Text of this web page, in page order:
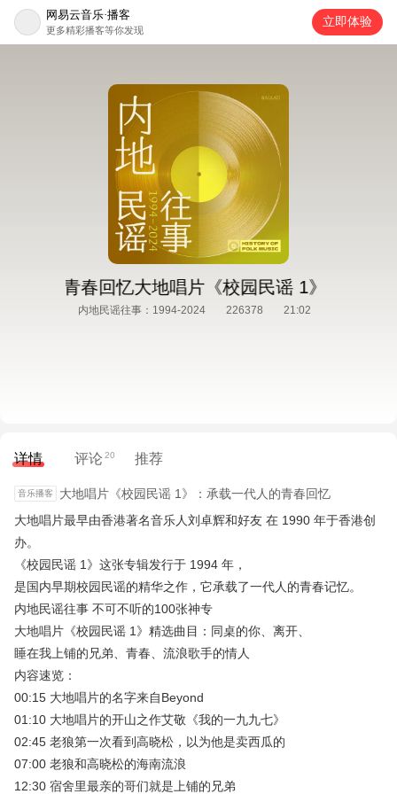
网易云音乐·播客
更多精彩播客等你发现
立即体验
代人的青春回忆大地唱片《校园民谣 1》：承载
内地民谣往事：1994-2024 226378 21:02
详情 评论 20 推荐
大地唱片《校园民谣 1》：承载一代人的青春回忆
大地唱片最早由香港著名音乐人刘卓辉和好友 在 1990 年于香港创
办。
《校园民谣 1》这张专辑发行于 1994 年，
是国内早期校园民谣的精华之作，它承载了一代人的青春记忆。
内地民谣往事 不可不听的100张神专
大地唱片《校园民谣 1》精选曲目：同桌的你、离开、
睡在我上铺的兄弟、青春、流浪歌手的情人
内容速览：
00:15 大地唱片的名字来自Beyond
01:10 大地唱片的开山之作艾敬《我的一九九七》
02:45 老狼第一次看到高晓松，以为他是卖西瓜的
07:00 老狼和高晓松的海南流浪
12:30 宿舍里最亲的哥们就是上铺的兄弟